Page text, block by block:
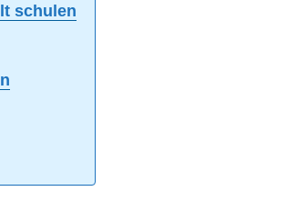
schulen